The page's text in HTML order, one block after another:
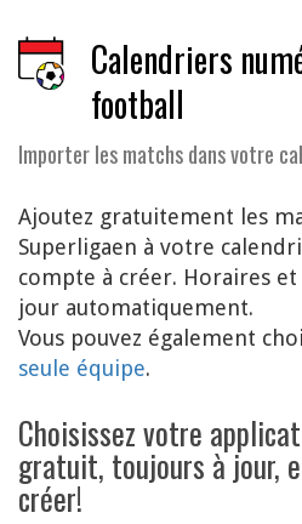
Calendriers
football
Importer les matchs dans votre
Ajoutez gratuitement les
Superligaen à votre
compte à créer. Horaires
jour automatiquement.
Vous pouvez également
seule équipe.
Choisissez votre
gratuit, toujours à jour,
créer!